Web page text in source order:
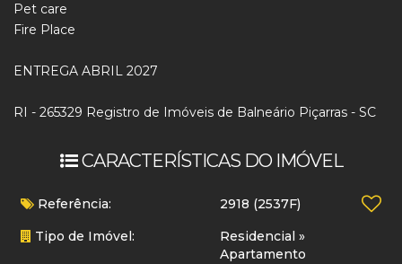
Pet care
Fire Place
ENTREGA ABRIL 2027
RI - 265329 Registro de Imóveis de Balneário Piçarras - SC
CARACTERÍSTICAS DO IMÓVEL
Referência: 2918 (2537F)
Tipo de Imóvel:
Residencial »
Apartamento